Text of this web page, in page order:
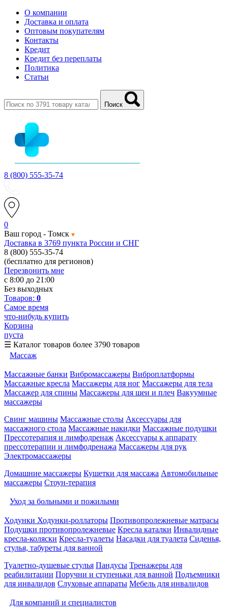
О компании
Доставка и оплата
Оптовым покупателям
Контакты
Кредит
Кредит без переплаты
Политика
Статьи
Поиск
8 (800) 555-35-74
0
Ваш город - Томск
Доставка в 3769 пункта России и СНГ
8 (800) 555-35-74
(бесплатно для регионов)
Перезвонить мне
с 8:00 до 21:00
Без выходных
Товаров: 0
Самое время
что-нибудь купить
Корзина
пуста
☰ Каталог товаров более 3790 товаров
Массаж
Массажные банки Вибромассажеры Виброплатформы
Массажные кресла Массажеры для ног Массажеры для тела
Массажер для спины Массажеры для шеи и плеч Вакуумные
массажеры
Свинг машины Массажные столы Аксессуары для
массажного стола Массажные накидки Массажные подушки
Прессотерапия и лимфодренаж Аксессуары к аппарату
прессотерапии и лимфодренажа Массажеры для рук
Электромассажеры
Домашние массажеры Кушетки для массажа Автомобильные
массажеры Стоун-терапия
Уход за больными и пожилыми
Ходунки Ходунки-роллаторы Противопролежневые матрасы
Подушки противопролежневые Кресла каталки Инвалидные
кресла-коляски Кресла-туалеты Насадки для туалета Сиденья,
стулья, табуреты для ванной
Туалетно-душевые стулья Пандусы Тренажеры для
реабилитации Поручни и ступеньки для ванной Подъемники
для инвалидов Слуховые аппараты Мебель для инвалидов
Для компаний и специалистов